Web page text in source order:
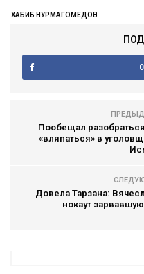
ХАБИБ НУРМАГОМЕДОВ
0
Пообещал
«вляпаться» в
Довела Тарзана:
нокаут